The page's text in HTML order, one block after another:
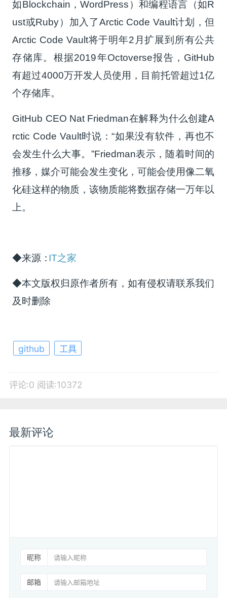
如Blockchain，WordPress）和编程语言（如R
ust或Ruby）加入了Arctic Code Vault计划，但
Arctic Code Vault将于明年2月扩展到所有公共
存储库。根据2019年Octoverse报告，GitHub
有超过4000万开发人员使用，目前托管超过1亿
个存储库。
GitHub CEO Nat Friedman在解释为什么创建A
rctic Code Vault时说：“如果没有软件，再也不
会发生什么大事。”Friedman表示，随着时间的
推移，媒介可能会发生变化，可能会使用像二氧
化硅这样的物质，该物质能将数据存储一万年以
上。
◆来源： IT之家
◆本文版权归原作者所有，如有侵权请联系我们
及时删除
github 工具
评论:0 阅读:10372
最新评论
昵称
邮箱